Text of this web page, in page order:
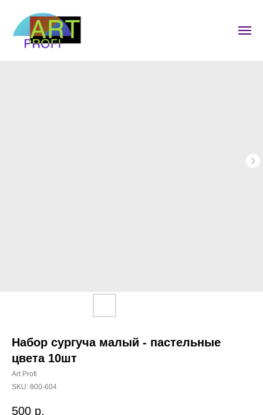
Набор сургуча малый - пастельные
цвета 10шт
Art Profi
SKU: 800-604
500 р.